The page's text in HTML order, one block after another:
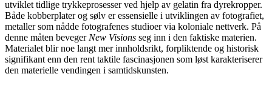
utviklet tidlige trykkeprosesser ved hjelp av gelatin fra dyrekropper.
Både kobberplater og sølv er essensielle i utviklingen av fotografiet,
metaller som nådde fotografenes studioer via koloniale nettverk. På
denne måten beveger New Visions seg inn i den faktiske materien.
Materialet blir noe langt mer innholdsrikt, forpliktende og historisk
signifikant enn den rent taktile fascinasjonen som løst karakteriserer
den materielle vendingen i samtidskunsten.